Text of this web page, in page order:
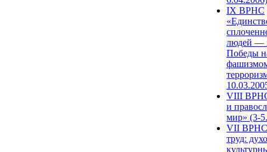
IX ВРНС
людей —
Победы
VIII
и
мир» (3-
VII ВРНС
труд: